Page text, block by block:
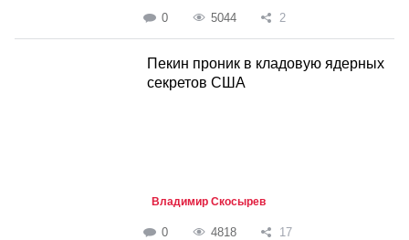
0 5044 2
Пекин проник в кладовую ядерных
секретов США
Владимир Скосырев
0 4818 17